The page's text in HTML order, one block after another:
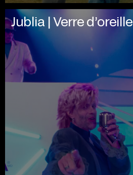
Jublia | Verre d’oreille